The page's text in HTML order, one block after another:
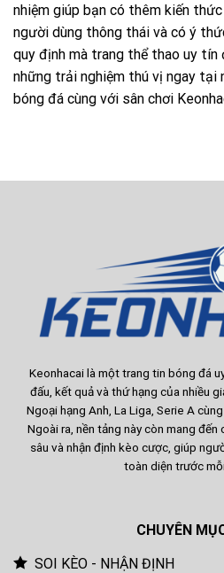
nhiệm giúp bạn có thêm kiến
người dùng thông thái và có ý
quy định mà trang thể thao uy tín
những trải nghiệm thú vị ngay tại
bóng đá cùng với sân chơi
Keonhacailà một trang tin bóng đá
đấu, kết quả và thứ hạng của nhiều
Ngoại hạng Anh, La Liga, Serie A
Ngoài ra, nền tảng này còn mang
sâu và nhận định kèo cược, giúp
toàn diện trước
CHUYÊN
SOI KÈO - NHẬN ĐỊNH